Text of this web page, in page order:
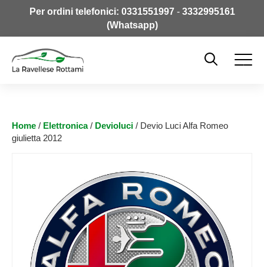
Per ordini telefonici: 0331551997- 3332995161
(Whatsapp)
Home / Elettronica/ Devioluci / Devio Luci Alfa Romeo
giulietta 2012